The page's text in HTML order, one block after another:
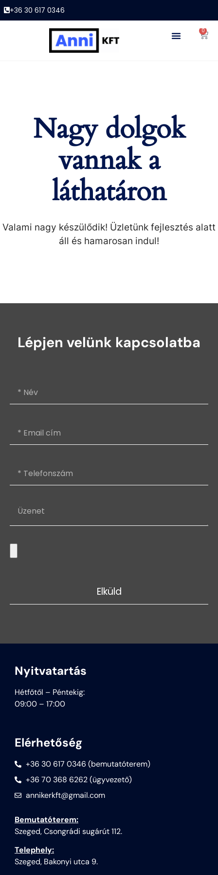
+36 30 617 0346
0
Nagy dolgok
vannak a
láthatáron
Valami nagy készülődik! Üzletünk fejlesztés alatt
áll és hamarosan indul!
Lépjen velünk kapcsolatba
Elküld
Nyitvatartás
Hétfőtől – Péntekig:
09:00 – 17:00
Elérhetőség
+36 30 617 0346 (bemutatóterem)
+36 70 368 6262 (ügyvezető)
annikerkft@gmail.com
Bemutatóterem:
Szeged, Csongrádi sugárút 112.
Telephely:
Szeged, Bakonyi utca 9.